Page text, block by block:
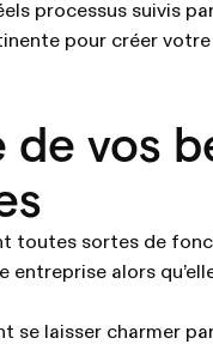
processus suivis
pour créer votre
de vos
toutes sortes de
entreprise alors
se laisser charmer